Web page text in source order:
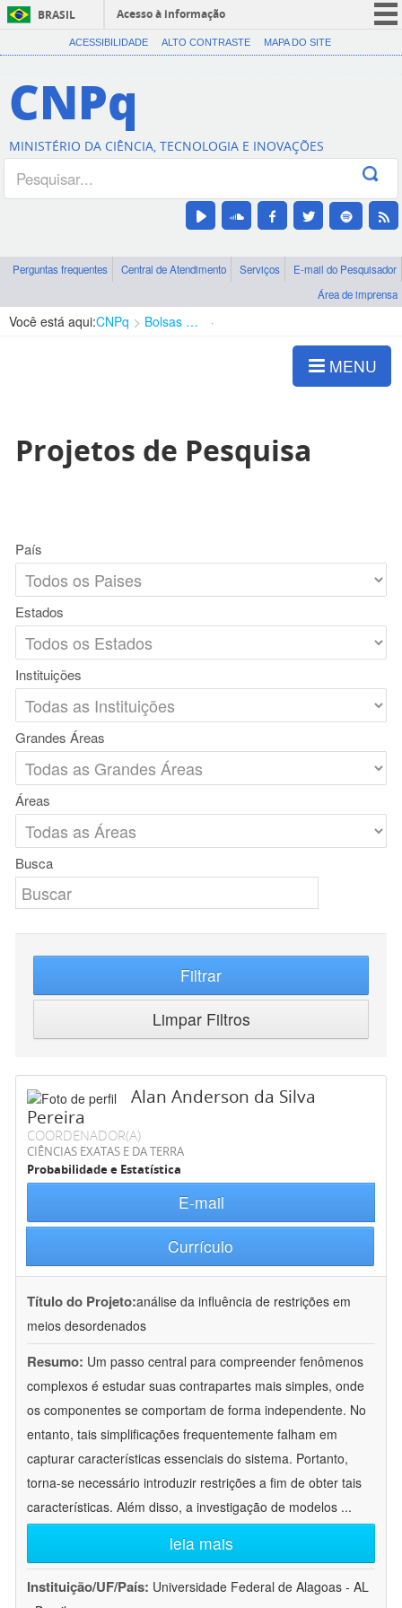
BRASIL
Acesso à informação
CORONAVÍRUS (COVID-19)
Canais
ACESSIBILIDADE ALTO CONTRASTE MAPA DO SITE
CNPq
MINISTÉRIO DA CIÊNCIA, TECNOLOGIA E INOVAÇÕES
Perguntas frequentes Central de Atendimento Serviços
E-mail do Pesquisador
Área de imprensa
Você está aqui:CNPq Bolsas e Auxílios Vigentes
MENU
Projetos de Pesquisa
País
Estados
Instituições
Grandes Áreas
Áreas
Busca
Filtrar
Limpar Filtros
Alan Anderson da Silva
Pereira
COORDENADOR(A)
CIÊNCIAS EXATAS E DA TERRA
Probabilidade e Estatística
E-mail
Currículo
Título do Projeto:análise da influência de restrições em
meios desordenados
Resumo: Um passo central para compreender fenômenos
complexos é estudar suas contrapartes mais simples, onde
os componentes se comportam de forma independente. No
entanto, tais simplificações frequentemente falham em
capturar características essenciais do sistema. Portanto,
torna-se necessário introduzir restrições a fim de obter tais
características. Além disso, a investigação de modelos ...
leia mais
Instituição/UF/País: Universidade Federal de Alagoas - AL